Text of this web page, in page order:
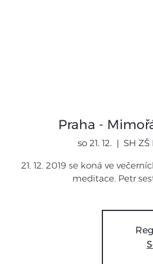
Praha -
so 21. 12.
  |
SH
21. 12. 2019 se koná ve
meditace. Petr